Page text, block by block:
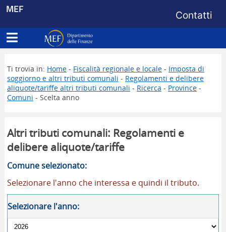
MEF Menu di
Contatti
Apri menu principale
Dipartimento delle Finanze
Ti trovia in: Home- Fiscalità regionale e locale- Imposta di
soggiorno e altri tributi comunali - Regolamenti e delibere
aliquote/tariffe altri tributi comunali - Ricerca - Province-
Comuni - Scelta anno
Altri tributi comunali: Regolamenti e
delibere aliquote/tariffe
Comune selezionato:
Selezionare l'anno che interessa e quindi il tributo.
Selezionare l'anno: